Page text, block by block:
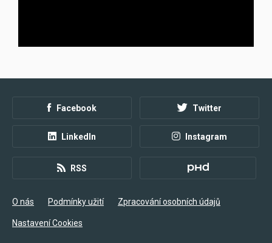
O nás Podmínky užití Zpracování osobních údajů
Nastavení Cookies
Facebook Twitter
LinkedIn Instagram
RSS